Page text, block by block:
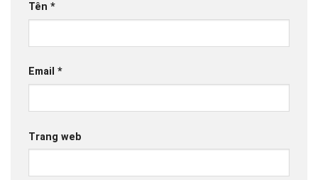
Tên *
Email *
Trang web